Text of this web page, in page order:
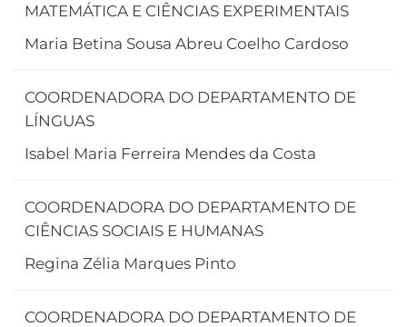
MATEMÁTICA E CIÊNCIAS EXPERIMENTAIS
Maria Betina Sousa Abreu Coelho Cardoso
COORDENADORA DO DEPARTAMENTO DE
LÍNGUAS
Isabel Maria Ferreira Mendes da Costa
COORDENADORA DO DEPARTAMENTO DE
CIÊNCIAS SOCIAIS E HUMANAS
Regina Zélia Marques Pinto
COORDENADORA DO DEPARTAMENTO DE